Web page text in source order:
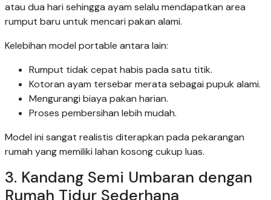
atau dua hari sehingga ayam selalu mendapatkan area
rumput baru untuk mencari pakan alami.
Kelebihan model portable antara lain:
Rumput tidak cepat habis pada satu titik.
Kotoran ayam tersebar merata sebagai pupuk alami.
Mengurangi biaya pakan harian.
Proses pembersihan lebih mudah.
Model ini sangat realistis diterapkan pada pekarangan
rumah yang memiliki lahan kosong cukup luas.
3. Kandang Semi Umbaran dengan
Rumah Tidur Sederhana